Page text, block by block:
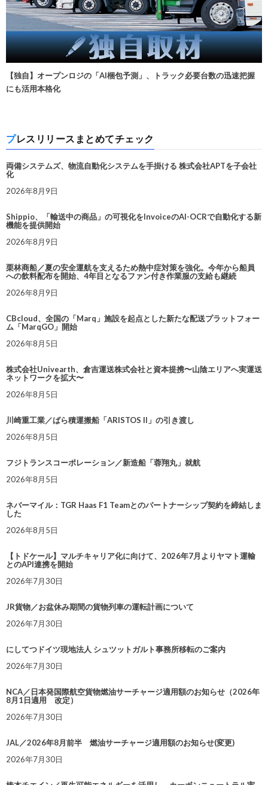
【独自】オープンロジの「AI梱包予測」、トラック必要台数の迅速把握
にも活用本格化
プレスリリースまとめてチェック
両備システムズ、物流自動化システムを手掛ける 株式会社APTを子会社
化
2026年8月9日
Shippio、「輸送中の商品」の可視化をInvoiceのAI-OCRで自動化する新
機能を提供開始
2026年8月9日
栗林商船／夏の安全運航を支えるため熱中症対策を強化。今年から船員
への飲料配布を開始、4年目となるファン付き作業服の支給も継続
2026年8月9日
CBcloud、全国の「Marq」施設を起点とした新たな配送プラットフォー
ム「MarqGO」開始
2026年8月5日
株式会社Univearth、倉吉運送株式会社と資本提携〜山陰エリアへ実運送
ネットワークを拡大〜
2026年8月5日
川崎重工業／ばら積運搬船「ARISTOS II」の引き渡し
2026年8月5日
フジトランスコーポレーション／新造船「蓉翔丸」就航
2026年8月5日
ネバーマイル：TGR Haas F1 Teamとのパートナーシップ契約を締結しま
した
2026年8月5日
【トドケール】マルチキャリア化に向けて、2026年7月よりヤマト運輸
とのAPI連携を開始
2026年7月30日
JR貨物／お盆休み期間の貨物列車の運転計画について
2026年7月30日
にしてつドイツ現地法人 シュツットガルト事務所移転のご案内
2026年7月30日
NCA／日本発国際航空貨物燃油サーチャージ適用額のお知らせ（2026年
8月1日適用 改定）
2026年7月30日
JAL／2026年8月前半 燃油サーチャージ適用額のお知らせ(変更)
2026年7月30日